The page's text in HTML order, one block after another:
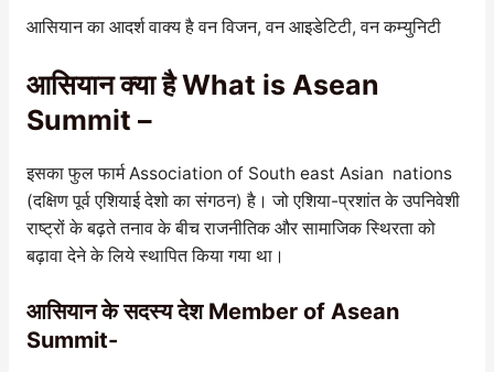
आसियान का आदर्श वाक्य है वन विजन, वन आइडेटिटी, वन कम्युनिटी
आसियान क्या है What is Asean
Summit –
इसका फुल फार्म Association of South east Asian nations
(दक्षिण पूर्व एशियाई देशो का संगठन) है। जो एशिया-प्रशांत के उपनिवेशी
राष्ट्रों के बढ़ते तनाव के बीच राजनीतिक और सामाजिक स्थिरता को
बढ़ावा देने के लिये स्थापित किया गया था।
आसियान के सदस्य देश Member of Asean
Summit-